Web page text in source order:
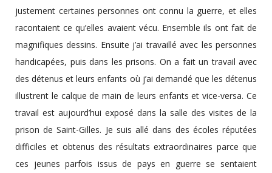
justement certaines personnes ont connu la guerre, et elles
racontaient ce qu’elles avaient vécu. Ensemble ils ont fait de
magnifiques dessins. Ensuite j’ai travaillé avec les personnes
handicapées, puis dans les prisons. On a fait un travail avec
des détenus et leurs enfants où j’ai demandé que les détenus
illustrent le calque de main de leurs enfants et vice-versa. Ce
travail est aujourd’hui exposé dans la salle des visites de la
prison de Saint-Gilles. Je suis allé dans des écoles réputées
difficiles et obtenus des résultats extraordinaires parce que
ces jeunes parfois issus de pays en guerre se sentaient